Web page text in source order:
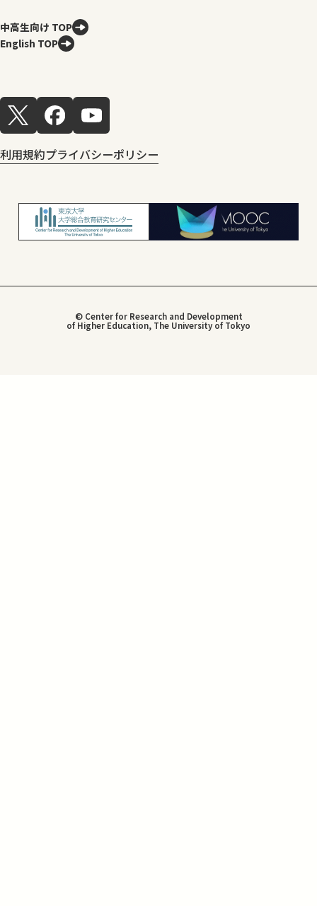
中高生向け TOP
English TOP
利用規約プライバシーポリシー
© Center for Research and Development
of Higher Education, The University of Tokyo